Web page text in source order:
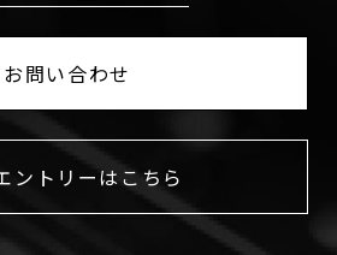
お問い合わせ
ントリーはこちら